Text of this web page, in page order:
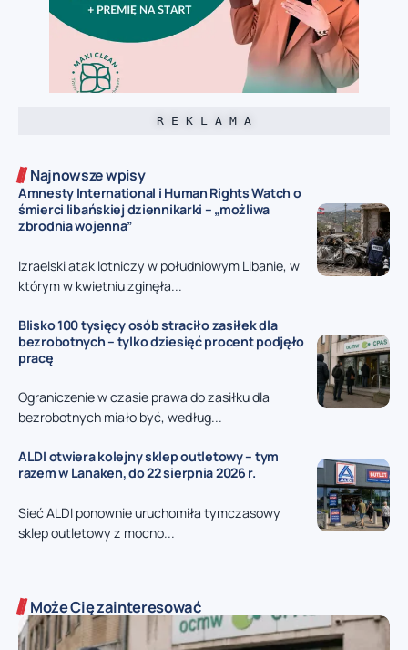
R E K L A M A
Najnowsze wpisy
Amnesty International i Human Rights Watch o
śmierci libańskiej dziennikarki – „możliwa
zbrodnia wojenna”
Izraelski atak lotniczy w południowym Libanie, w
którym w kwietniu zginęła...
Blisko 100 tysięcy osób straciło zasiłek dla
bezrobotnych – tylko dziesięć procent podjęło
pracę
Ograniczenie w czasie prawa do zasiłku dla
bezrobotnych miało być, według...
ALDI otwiera kolejny sklep outletowy – tym
razem w Lanaken, do 22 sierpnia 2026 r.
Sieć ALDI ponownie uruchomiła tymczasowy
sklep outletowy z mocno...
Może Cię zainteresować